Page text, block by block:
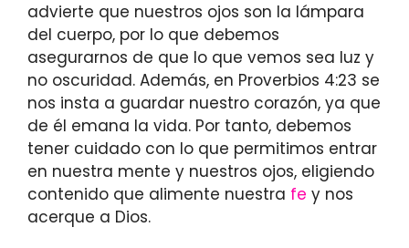
advierte que nuestros ojos son la lámpara
del cuerpo, por lo que debemos
asegurarnos de que lo que vemos sea luz y
no oscuridad. Además, en Proverbios 4:23 se
nos insta a guardar nuestro corazón, ya que
de él emana la vida. Por tanto, debemos
tener cuidado con lo que permitimos entrar
en nuestra mente y nuestros ojos, eligiendo
contenido que alimente nuestra fe y nos
acerque a Dios.